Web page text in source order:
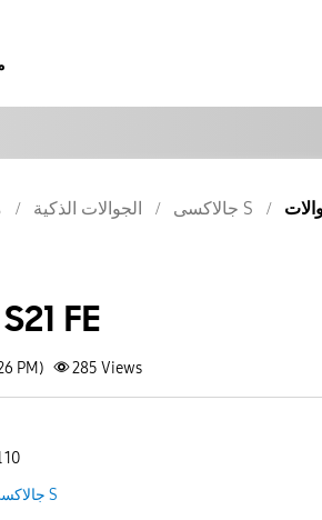
الجوالات الذكية جالاكسى S
خبر عن جوالات S21 FE
PM) 285 Views
10
جالاكسى S